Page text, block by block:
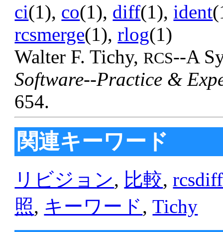
ci(1), co(1), diff(1), ident
rcsmerge(1),rlog(1)
Walter F. Tichy, RCS--A
Software--Practice &
654.
関連キーワード
リビジョン, 比較,rcsdiff
照, キーワード,Tichy